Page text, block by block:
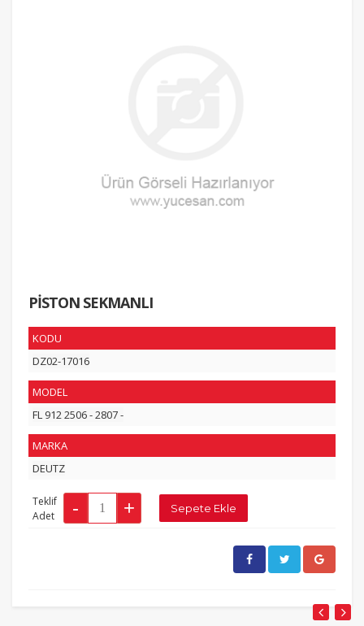
PİSTON SEKMANLI
KODU
DZ02-17016
MODEL
FL 912 2506 - 2807 -
MARKA
DEUTZ
Teklif
Adet